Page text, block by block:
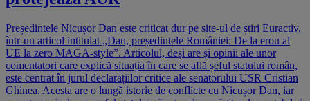
Președintele Nicușor Dan este criticat dur pe site-ul de știri Euractiv,
într-un articol intitulat „Dan, președintele României: De la erou al
UE la zero MAGA-style”. Articolul, deși are și opinii ale unor
comentatori care explică situația în care se află șeful statului român,
este centrat în jurul declarațiilor critice ale senatorului USR Cristian
Ghinea. Acesta are o lungă istorie de conflicte cu Nicușor Dan, iar